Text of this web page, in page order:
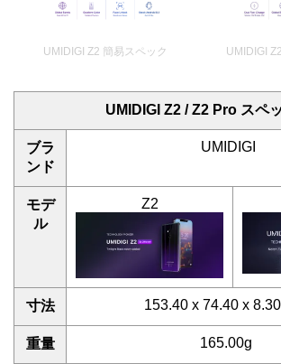
UMIDIGI Z2 簡易スペック UMIDIGI
UMIDIGI Z2 / Z2 Pro スペ
ブラ
ンド
UMIDIGI
モデ
ル
Z2
寸法 153.40 x 74.40 x
重量 165.00g